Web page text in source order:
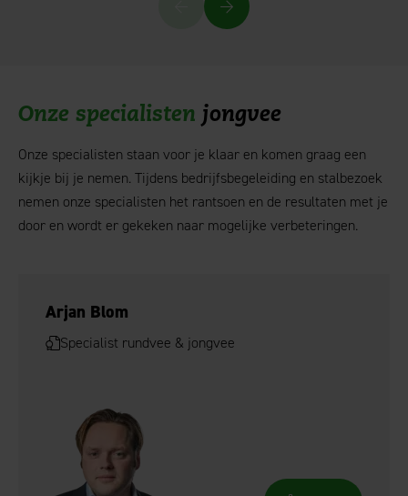
Onze specialisten jongvee
Onze specialisten staan voor je klaar en komen graag een
kijkje bij je nemen. Tijdens bedrijfsbegeleiding en stalbezoek
nemen onze specialisten het rantsoen en de resultaten met je
door en wordt er gekeken naar mogelijke verbeteringen.
Arjan Blom
Specialist rundvee & jongvee